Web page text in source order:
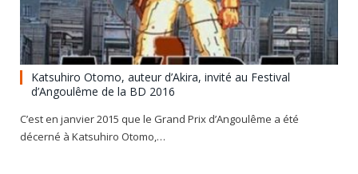
Katsuhiro Otomo, auteur d’Akira, invité au Festival
d’Angoulême de la BD 2016
C’est en janvier 2015 que le Grand Prix d’Angoulême a été
décerné à Katsuhiro Otomo,…